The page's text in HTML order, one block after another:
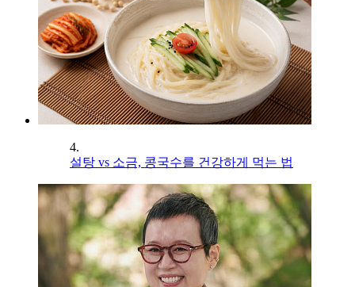
4.
설탕 vs 소금, 콩국수를 건강하게 먹는 법